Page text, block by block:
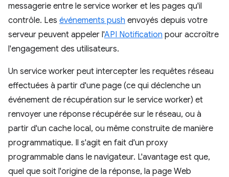
messagerie entre le service worker et les pages qu'il
contrôle. Les événements push envoyés depuis votre
serveur peuvent appeler l'API Notification pour accroître
l'engagement des utilisateurs.
Un service worker peut intercepter les requêtes réseau
effectuées à partir d'une page (ce qui déclenche un
événement de récupération sur le service worker) et
renvoyer une réponse récupérée sur le réseau, ou à
partir d'un cache local, ou même construite de manière
programmatique. Il s'agit en fait d'un proxy
programmable dans le navigateur. L'avantage est que,
quel que soit l'origine de la réponse, la page Web